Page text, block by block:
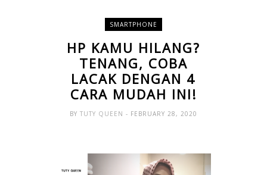
SMARTPHONE
HP KAMU HILANG?
TENANG, COBA
LACAK DENGAN 4
CARA MUDAH INI!
BY TUTY QUEEN - FEBRUARY 28, 2020